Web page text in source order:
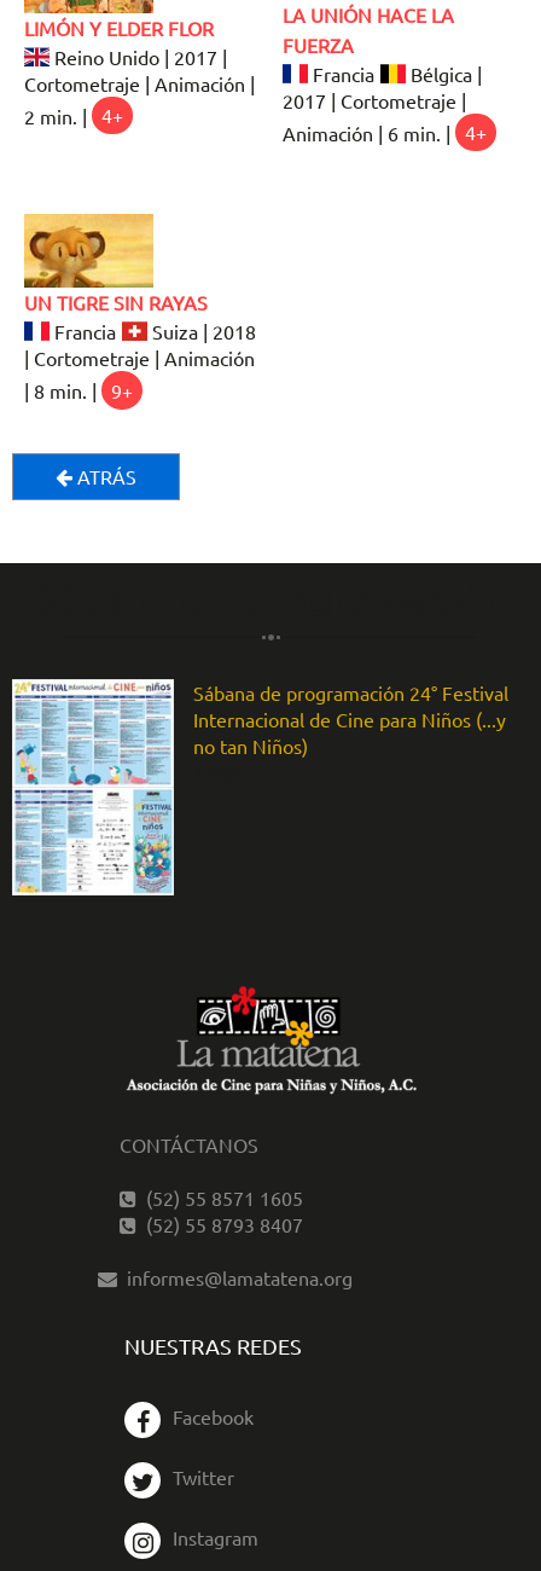
LIMÓN Y ELDER FLOR
Reino Unido | 2017 |
Cortometraje | Animación |
2 min. |
4+
LA UNIÓN HACE LA
FUERZA
Francia
Bélgica |
2017 | Cortometraje |
Animación | 6 min. |
4+
UN TIGRE SIN RAYAS
Francia
Suiza | 2018
| Cortometraje | Animación
| 8 min. |
9+
ATRÁS
Sábana de programación 24° Festival
Internacional de Cine para Niños (...y
no tan Niños)
CONTÁCTANOS
(52) 55 8571 1605
(52) 55 8793 8407
informes@lamatatena.org
NUESTRAS REDES
Facebook
Twitter
Instagram